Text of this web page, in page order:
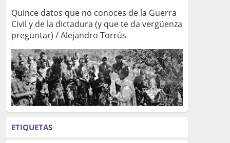
Quince datos que no conoces de la Guerra
Civil y de la dictadura (y que te da vergüenza
preguntar) / Alejandro Torrús
ETIQUETAS